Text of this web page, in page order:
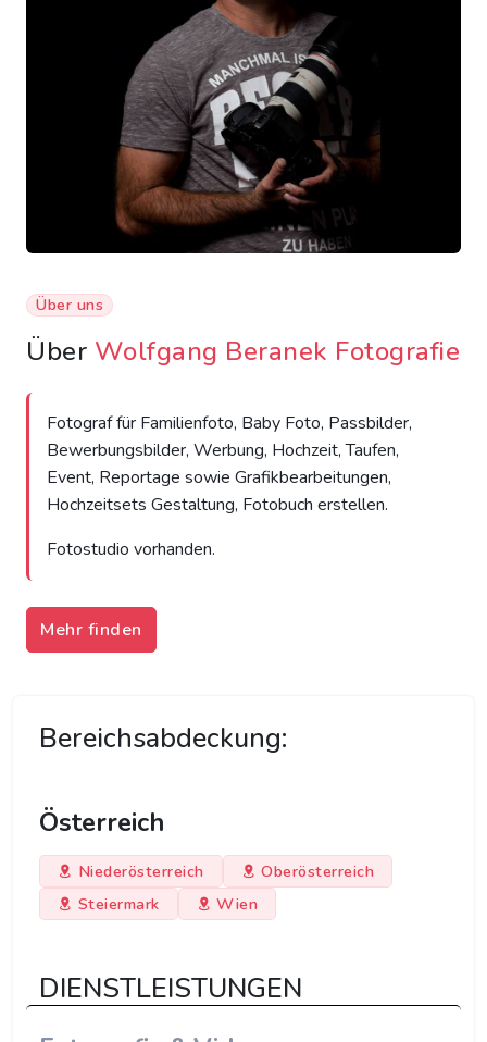
Über uns
Über Wolfgang Beranek Fotografie
Fotograf für Familienfoto, Baby Foto, Passbilder,
Bewerbungsbilder, Werbung, Hochzeit, Taufen,
Event, Reportage sowie Grafikbearbeitungen,
Hochzeitsets Gestaltung, Fotobuch erstellen.
Fotostudio vorhanden.
Mehr finden
Bereichsabdeckung:
Österreich
Niederösterreich
Oberösterreich
Steiermark
Wien
DIENSTLEISTUNGEN